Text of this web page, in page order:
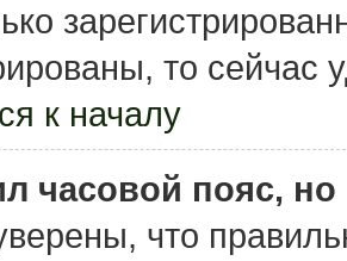
то сейчас
к началу
часовой пояс,
что